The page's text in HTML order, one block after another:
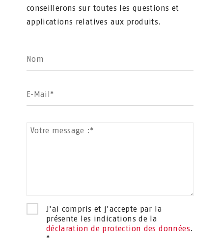
conseillerons sur toutes les questions et
applications relatives aux produits.
Nom
E-Mail*
Votre message :*
J'ai compris et j'accepte par la
présente les indications de la
déclaration de protection des données.
*